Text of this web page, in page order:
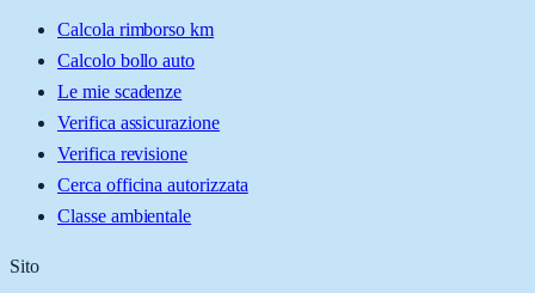
Calcola rimborso km
Calcolo bollo auto
Le mie scadenze
Verifica assicurazione
Verifica revisione
Cerca officina autorizzata
Classe ambientale
Sito